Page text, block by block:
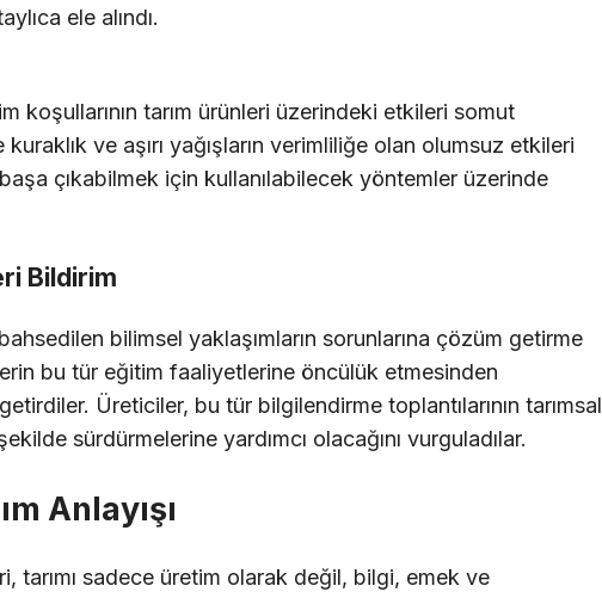
ele alındı.
koşullarının tarım ürünleri üzerindeki etkileri somut
ve aşırı yağışların verimliliğe olan olumsuz etkileri
çıkabilmek için kullanılabilecek yöntemler üzerinde
Bildirim
bilimsel yaklaşımların sorunlarına çözüm getirme
bu tür eğitim faaliyetlerine öncülük etmesinden
Üreticiler, bu tür bilgilendirme toplantılarının tarımsal
sürdürmelerine yardımcı olacağını vurguladılar.
Anlayışı
tarımı sadece üretim olarak değil, bilgi, emek ve